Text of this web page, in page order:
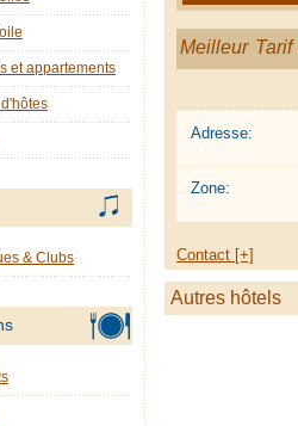
Meilleur Tarif
Adresse:
Zone:
Contact [+]
Autres hôtels
et appartements
& Clubs